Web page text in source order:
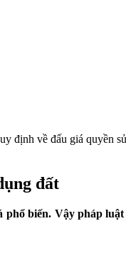
định về đấu giá quyền
đất
biến. Vậy pháp